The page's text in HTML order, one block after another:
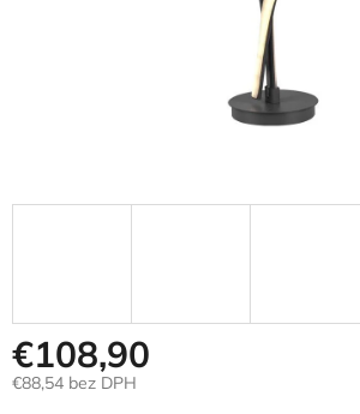
€108,90
€88,54 bez DPH